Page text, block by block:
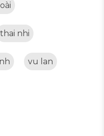
thai nhi
vu lan